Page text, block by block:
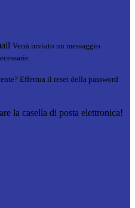
Verrà inviato un messaggio
Effettua il reset della password
la casella di posta elettronica!